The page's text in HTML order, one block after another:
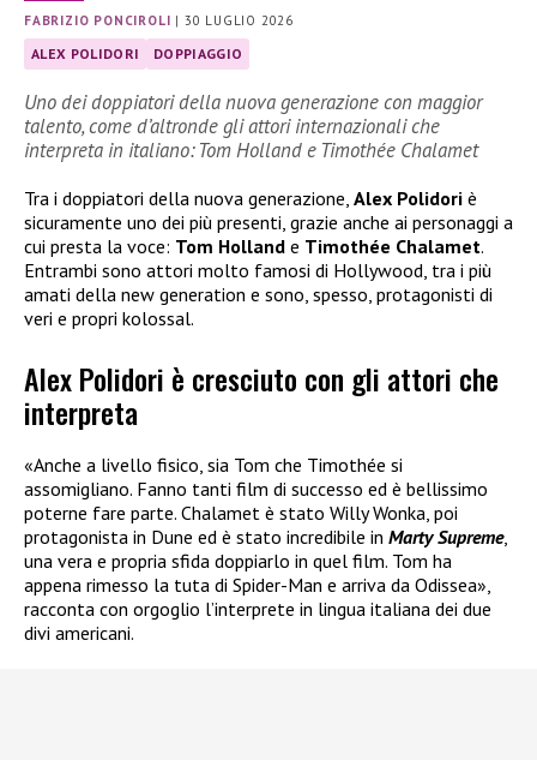
FABRIZIO PONCIROLI | 30 LUGLIO 2026
ALEX POLIDORI DOPPIAGGIO
Uno dei doppiatori della nuova generazione con maggior
talento, come d’altronde gli attori internazionali che
interpreta in italiano: Tom Holland e Timothée Chalamet
Tra i doppiatori della nuova generazione, Alex Polidori è
sicuramente uno dei più presenti, grazie anche ai personaggi a
cui presta la voce: Tom Holland e Timothée Chalamet.
Entrambi sono attori molto famosi di Hollywood, tra i più
amati della new generation e sono, spesso, protagonisti di
veri e propri kolossal.
Alex Polidori è cresciuto con gli attori che
interpreta
«Anche a livello fisico, sia Tom che Timothée si
assomigliano. Fanno tanti film di successo ed è bellissimo
poterne fare parte. Chalamet è stato Willy Wonka, poi
protagonista in Dune ed è stato incredibile in Marty Supreme,
una vera e propria sfida doppiarlo in quel film. Tom ha
appena rimesso la tuta di Spider-Man e arriva da Odissea»,
racconta con orgoglio l’interprete in lingua italiana dei due
divi americani.